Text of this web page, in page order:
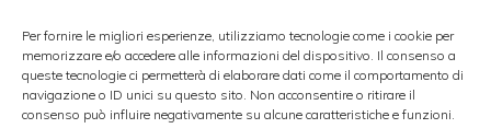
Per fornire le migliori esperienze, utilizziamo tecnologie come i cookie per
memorizzare e/o accedere alle informazioni del dispositivo. Il consenso a
queste tecnologie ci permetterà di elaborare dati come il comportamento di
navigazione o ID unici su questo sito. Non acconsentire o ritirare il
consenso può influire negativamente su alcune caratteristiche e funzioni.
una teglia con della carta forno.
Appallottolare poco per volta
l’impasto fra le mani, appiattirlo in un